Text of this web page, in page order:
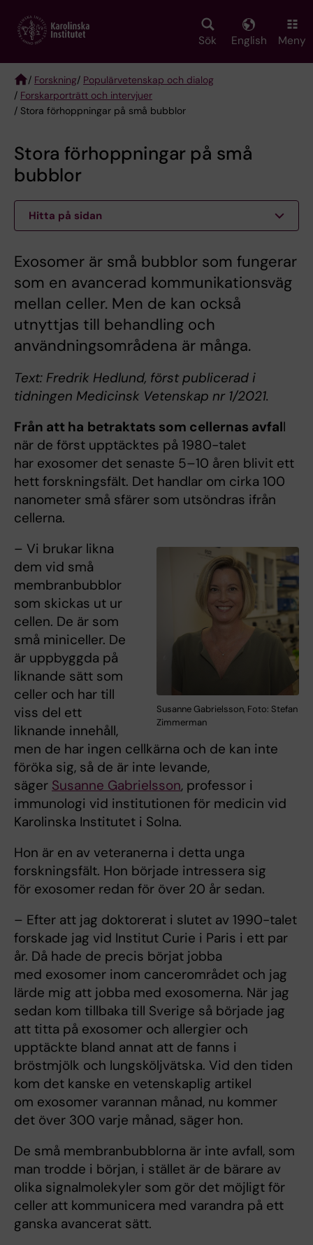
main
Sök English Meny
Breadcrumb
/ Forskning/ Populärvetenskap och dialog
/ Forskarporträtt och intervjuer
/ Stora förhoppningar på små bubblor
Stora förhoppningar på små
bubblor
Hitta på sidan
Exosomer är små bubblor som fungerar
som en avancerad kommunikationsväg
mellan celler. Men de kan också
utnyttjas till behandling och
användningsområdena är många.
Text: Fredrik Hedlund, först publicerad i
tidningen Medicinsk Vetenskap nr 1/2021.
Från att ha betraktats som cellernas avfall
när de först upptäcktes på 1980-talet
har exosomer det senaste 5–10 åren blivit ett
hett forskningsfält. Det handlar om cirka 100
nanometer små sfärer som utsöndras ifrån
cellerna.
Susanne Gabrielsson, Foto: Stefan
Zimmerman
– Vi brukar likna
dem vid små
membranbubblor
som skickas ut ur
cellen. De är som
små miniceller. De
är uppbyggda på
liknande sätt som
celler och har till
viss del ett
liknande innehåll,
men de har ingen cellkärna och de kan inte
föröka sig, så de är inte levande,
säger Susanne Gabrielsson, professor i
immunologi vid institutionen för medicin vid
Karolinska Institutet i Solna.
Hon är en av veteranerna i detta unga
forskningsfält. Hon började intressera sig
för exosomer redan för över 20 år sedan.
– Efter att jag doktorerat i slutet av 1990-talet
forskade jag vid Institut Curie i Paris i ett par
år. Då hade de precis börjat jobba
med exosomer inom cancerområdet och jag
lärde mig att jobba med exosomerna. När jag
sedan kom tillbaka till Sverige så började jag
att titta på exosomer och allergier och
upptäckte bland annat att de fanns i
bröstmjölk och lungsköljvätska. Vid den tiden
kom det kanske en vetenskaplig artikel
om exosomer varannan månad, nu kommer
det över 300 varje månad, säger hon.
De små membranbubblorna är inte avfall, som
man trodde i början, i stället är de bärare av
olika signalmolekyler som gör det möjligt för
celler att kommunicera med varandra på ett
ganska avancerat sätt.